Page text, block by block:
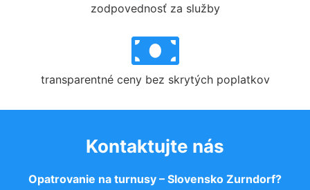
zodpovednosť za služby
transparentné ceny bez skrytých poplatkov
Kontaktujte nás
Opatrovanie na turnusy – Slovensko Zurndorf?